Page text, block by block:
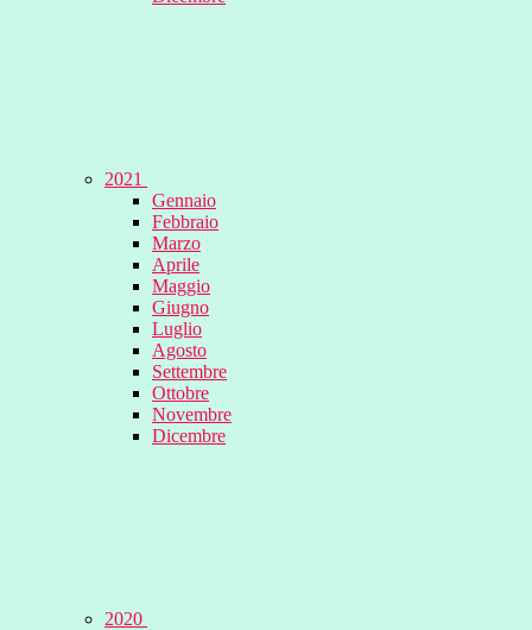
2021
Gennaio
Febbraio
Marzo
Aprile
Maggio
Giugno
Luglio
Agosto
Settembre
Ottobre
Novembre
Dicembre
2020